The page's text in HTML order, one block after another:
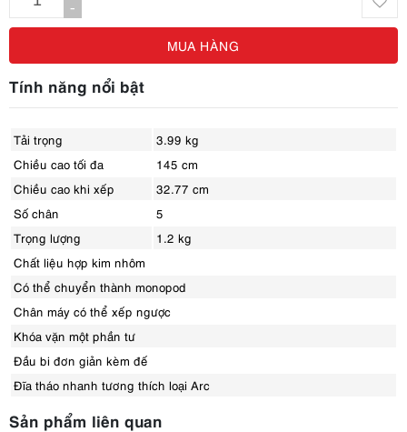
-
MUA HÀNG
Tính năng nổi bật
Tải trọng
3.99 kg
Chiều cao tối đa
145 cm
Chiều cao khi xếp
32.77 cm
Số chân
5
Trọng lượng
1.2 kg
Chất liệu hợp kim nhôm
Có thể chuyển thành monopod
Chân máy có thể xếp ngược
Khóa vặn một phần tư
Đầu bi đơn giản kèm đế
Đĩa tháo nhanh tương thích loại Arc
Sản phẩm liên quan